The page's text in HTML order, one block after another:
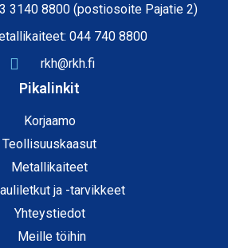
3140 8800 (postiosoite Pajatie 2)
044 740 8800
rkh@rkh.fi
Pikalinkit
Korjaamo
Teollisuuskaasut
Metallikaiteet
ja -tarvikkeet
Yhteystiedot
Meille töihin